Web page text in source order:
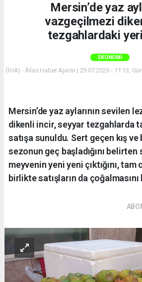
Mersin’de yaz
vazgeçilmezi
tezgahlardaki
EKONOMI
(İHA) - İhlas Haber Ajansı | 29.07.2026 - 11:13,
Mersin’de yaz aylarının sevilen
dikenli incir, seyyar tezgahlarda
satışa sunuldu. Sert geçen kış
sezonun geç başladığını belirten
meyvenin yeni yeni çıktığını,
birlikte satışların da